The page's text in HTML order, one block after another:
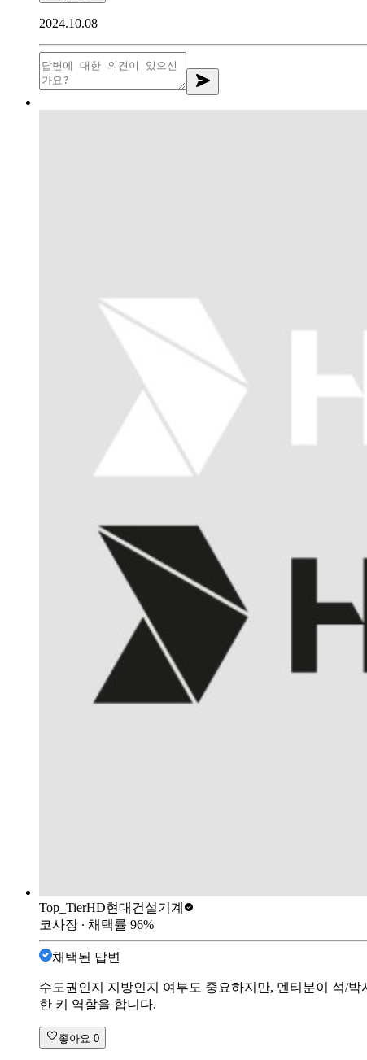
2024.10.08
Top_TierHD현대건설기계
코사장 ∙ 채택률 96%
채택된 답변
수도권인지 지방인지 여부도 중요하지만, 멘티분이 석/
한 키 역할을 합니다.
좋아요 0